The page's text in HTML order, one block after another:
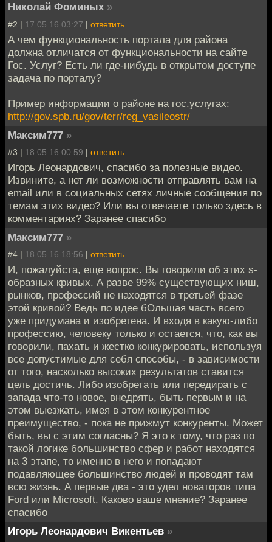
Николай Фоминых »
#2 | 17.05.16 03:27 | ответить
А чем функциональность портала для района
должна отличатся от функциональности на сайте
Гос. Услуг? Есть ли где-нибудь в открытом доступе
задача по порталу?
Пример информации о районе на гос.услугах:
http://gov.spb.ru/gov/terr/reg_vasileostr/
Максим777 »
#3 | 18.05.16 00:59 | ответить
Игорь Леонардович, спасибо за полезные видео.
Извините, а нет ли возможности отправлять вам на
email или в социальных сетях личные сообщения по
темам этих видео? Или вы отвечаете только здесь в
комментариях? Заранее спасибо
Максим777 »
#4 | 18.05.16 18:56 | ответить
И, пожалуйста, еще вопрос. Вы говорили об этих s-
образных кривых. А разве 99% существующих ниш,
рынков, профессий не находятся в третьей фазе
этой кривой? Ведь по идее бОльшая часть всего
уже придумана и изобретена. И входя в какую-либо
профессию, человеку только и остается, что, как вы
говорили, пахать и жестко конкурировать, используя
все допустимые для себя способы, - в зависимости
от того, насколько высоких результатов ставится
цель достичь. Либо изобретать или передирать с
запада что-то новое, внедрять, быть первым и на
этом выезжать, имея в этом конкурентное
преимущество, - пока не прижмут конкуренты. Может
быть, вы с этим согласны? Я это к тому, что раз по
такой логике большинство сфер и работ находятся
на 3 этапе, то именно в него и попадают
подавляющее большинство людей и проводят там
всю жизнь. А первые два - это удел новаторов типа
Ford или Microsoft. Каково ваше мнение? Заранее
спасибо
Игорь Леонардович Викентьев »